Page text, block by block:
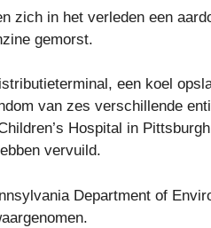
zich in het verleden een
gemorst.
een koel
van zes verschillende
Hospital in
vervuild.
Department of